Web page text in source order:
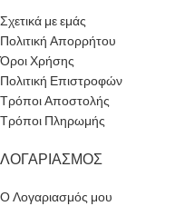
Σχετικά με εμάς
Πολιτική Απορρήτου
Όροι Χρήσης
Πολιτική Επιστροφών
Τρόποι Αποστολής
Τρόποι Πληρωμής
ΛΟΓΑΡΙΑΣΜΟΣ
Ο Λογαριασμός μου